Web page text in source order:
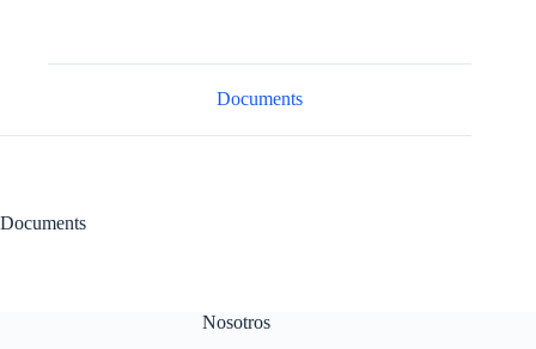
Documents
Documents
Nosotros